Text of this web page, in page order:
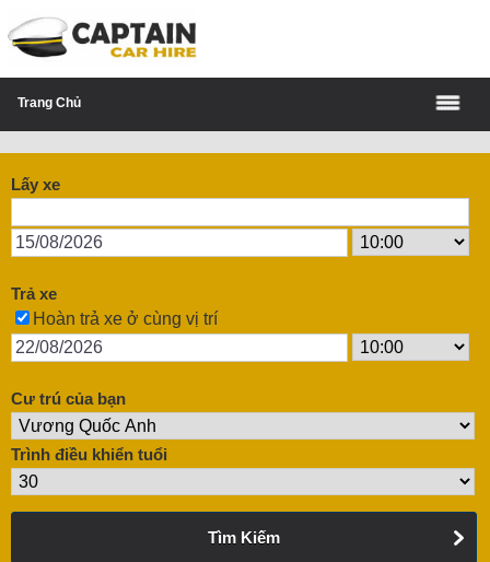
Trang Chủ
Lấy xe
Trả xe
Hoàn trả xe ở cùng vị trí
Cư trú của bạn
Trình điều khiển tuổi
Tìm Kiếm